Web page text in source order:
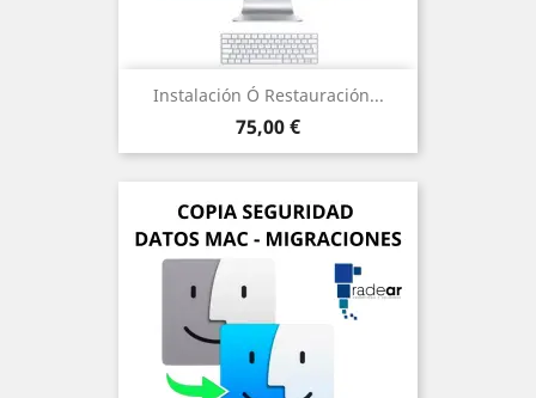
Instalación Ó Restauración...
Precio
75,00 €